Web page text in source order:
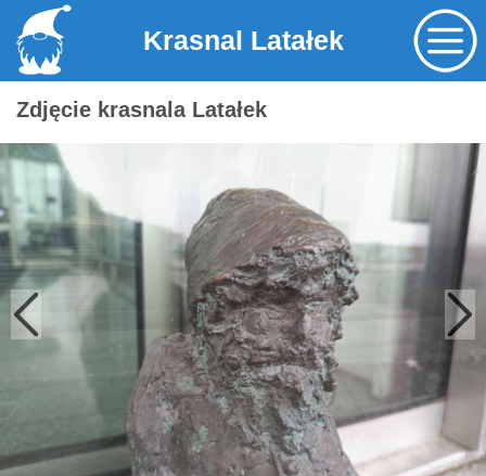
Krasnal Latałek
Zdjęcie krasnala Latałek